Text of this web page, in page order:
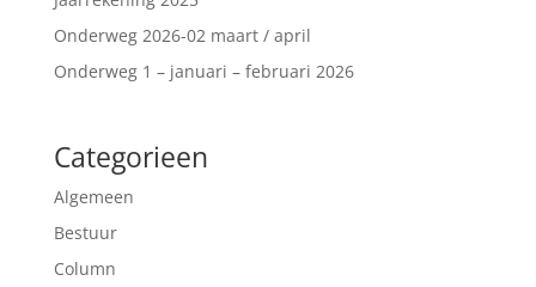
Onderweg 2026-02 maart / april
Onderweg 1 – januari – februari 2026
Categorieen
Algemeen
Bestuur
Column